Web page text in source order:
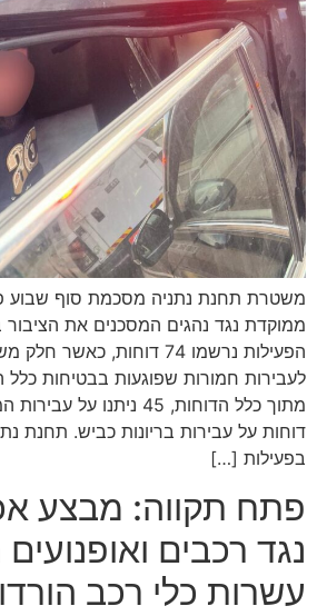
משטרת תחנת נתניה מסכמת סוף שבוע
ממוקדת נגד נהגים המסכנים את
הפעילות נרשמו 74 דוחות,
לעבירות חמורות שפוגעות בבטיחות
דוחות על עבירות בריונות כביש. תחנת
בפעילות […]
פתח תקווה: מבצע
נגד רכבים
עשרות כלי רכב